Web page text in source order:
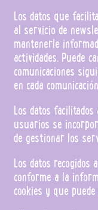
Los datos que
al servicio de
mantenerle
actividades. Puede
comunicaciones
en cada
Los datos
usuarios se
de gestionar los
Los datos
conforme a la
cookies y que